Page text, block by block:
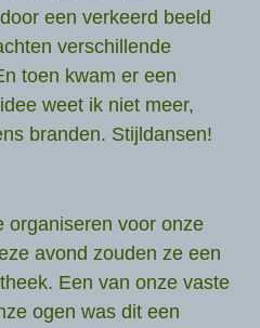
een verkeerd beeld
verschillende
toen kwam er een
weet ik niet meer,
branden. Stijldansen!
organiseren voor onze
avond zouden ze een
Een van onze vaste
ogen was dit een